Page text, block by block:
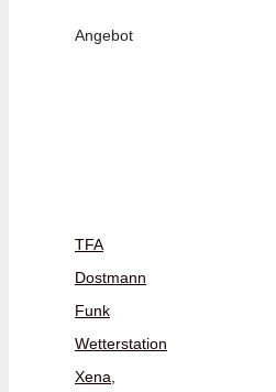
Angebot
TFA
Dostmann
Funk
Wetterstation
Xena,